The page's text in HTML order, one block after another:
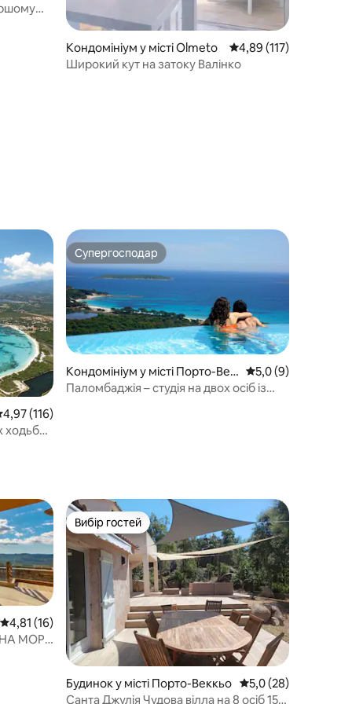
Кондомініум у місті Olmeto Середня оцінка: 4,89
4,89 (117)
Широкий кут на затоку Валінко
оцінка: 4,97 з 5, відгуки: 116
4,97 (116)
ходьби
Супергосподар
Супергосподар
Кондомініум у місті Порто-Век
кьо
Середня оцінка:
5,0 (9)
Паломбаджія – студія на двох осіб із
Середня оцінка: 4,81 з 5, відгуки: 16
4,81 (16)
МОРЕ
Вибір гостей
Вибір гостей
Будинок у місті Порто-Веккьо Середня оцінка: 5,0
5,0 (28)
Санта Джулія Чудова вілла на 8 осіб 150